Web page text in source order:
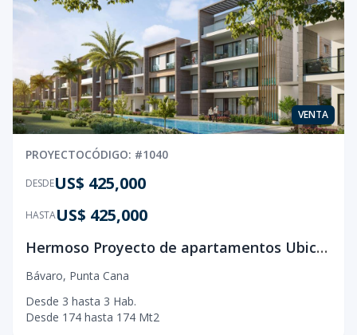
VENTA
PROYECTOCÓDIGO: #1040
DESDEUS$ 425,000
HASTAUS$ 425,000
Hermoso Proyecto de apartamentos Ubicado en Bávaro, Punta Cana
Bávaro, Punta Cana
Desde 3 hasta 3 Hab.
Desde 174 hasta 174 Mt2